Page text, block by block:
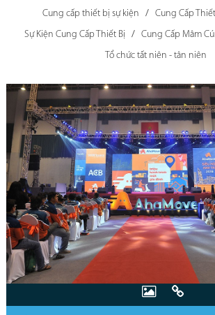
Cung cấp thiết bị sự kiện
Cung Cấp
Sự Kiện Cung Cấp Thiết Bị
Cung Cấp Mâm
Tổ chức tất niên - tân niên